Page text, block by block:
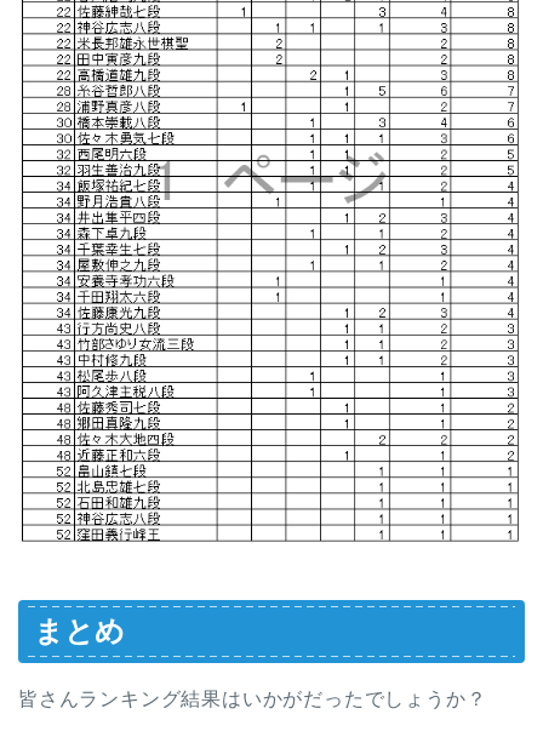
まとめ
皆さんランキング結果はいかがだったでしょうか？